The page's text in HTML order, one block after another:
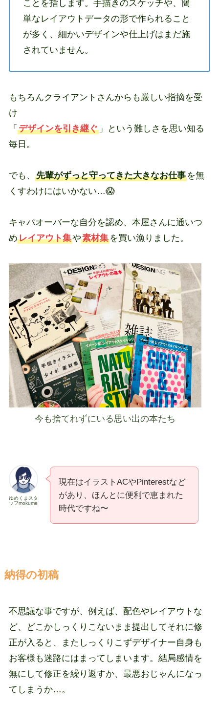
ことを指します。手描きのスケッチや、簡
単なレイアウトデータの形で作られること
が多く、細かいデザインや仕上げはまだ施
されていません。
もちろんクライアントさんからも厳しい指摘を受
け
「 デザインを引き継ぐ」という難しさを思い知る
毎日。
でも、 先輩がずっと守ってきた大きなお仕事を無
くすわけにはいかない…😱
キャパオーバーな自分を認め、本屋さんに通いつ
めレイアウト集や素材集を買い漁りました。
今も捨てれずにいる思い出の本たち
ゆめくまスタ
ッフmokume
現在はイラストACやPinterestなど
があり、ほんとに便利で恵まれた
時代ですね〜
納得の初稿
不思議な事ですが、例えば、配色やレイアウトな
ど、どこかしっくりこないまま提出してそれに修
正が入ると、またしっくりこずデザイナー自身も
お客様も迷路にはまってしまいます。結局感情を
無にして修正を繰り返すか、最悪おじゃんになっ
てしまうか…。